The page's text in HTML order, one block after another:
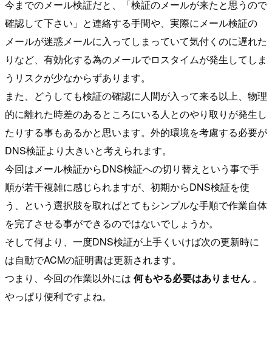
今までのメール検証だと、「検証のメールが来たと思うので
確認して下さい」と連絡する手間や、実際にメール検証の
メールが迷惑メールに入ってしまっていて気付くのに遅れた
りなど、有効化する為のメールでロスタイムが発生してしま
うリスクが少なからずあります。
また、どうしても検証の確認に人間が入って来る以上、物理
的に離れた時差のあるところにいる人とのやり取りが発生し
たりする事もあるかと思います。外的環境を考慮する必要が
DNS検証より大きいと考えられます。
今回はメール検証からDNS検証への切り替えという事で手
順が若干複雑に感じられますが、初期からDNS検証を使
う、という選択肢を取ればとてもシンプルな手順で作業自体
を完了させる事ができるのではないでしょうか。
そして何より、一度DNS検証が上手くいけば次の更新時に
は自動でACMの証明書は更新されます。
つまり、今回の作業以外には 何もやる必要はありません 。
やっぱり便利ですよね。